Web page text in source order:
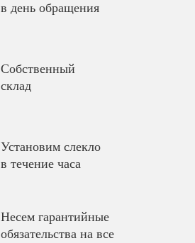
в день обращения
Собственный
склад
Установим слекло
в течение часа
Несем гарантийные
обязательства на все